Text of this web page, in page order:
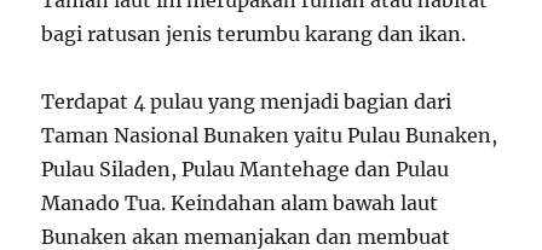
bagi ratusan jenis terumbu karang dan ikan.
Terdapat 4 pulau yang menjadi bagian dari
Taman Nasional Bunaken yaitu Pulau Bunaken,
Pulau Siladen, Pulau Mantehage dan Pulau
Manado Tua. Keindahan alam bawah laut
Bunaken akan memanjakan dan membuat